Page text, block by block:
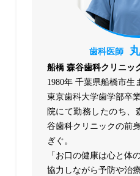
歯科医師
船橋 森谷歯科クリニッ
1980年 千葉県船橋市生
東京歯科大学歯学部卒
院にて勤務したのち、
谷歯科クリニックの前
ぎぐ。
「お口の健康は心と体
協力しながら予防や治